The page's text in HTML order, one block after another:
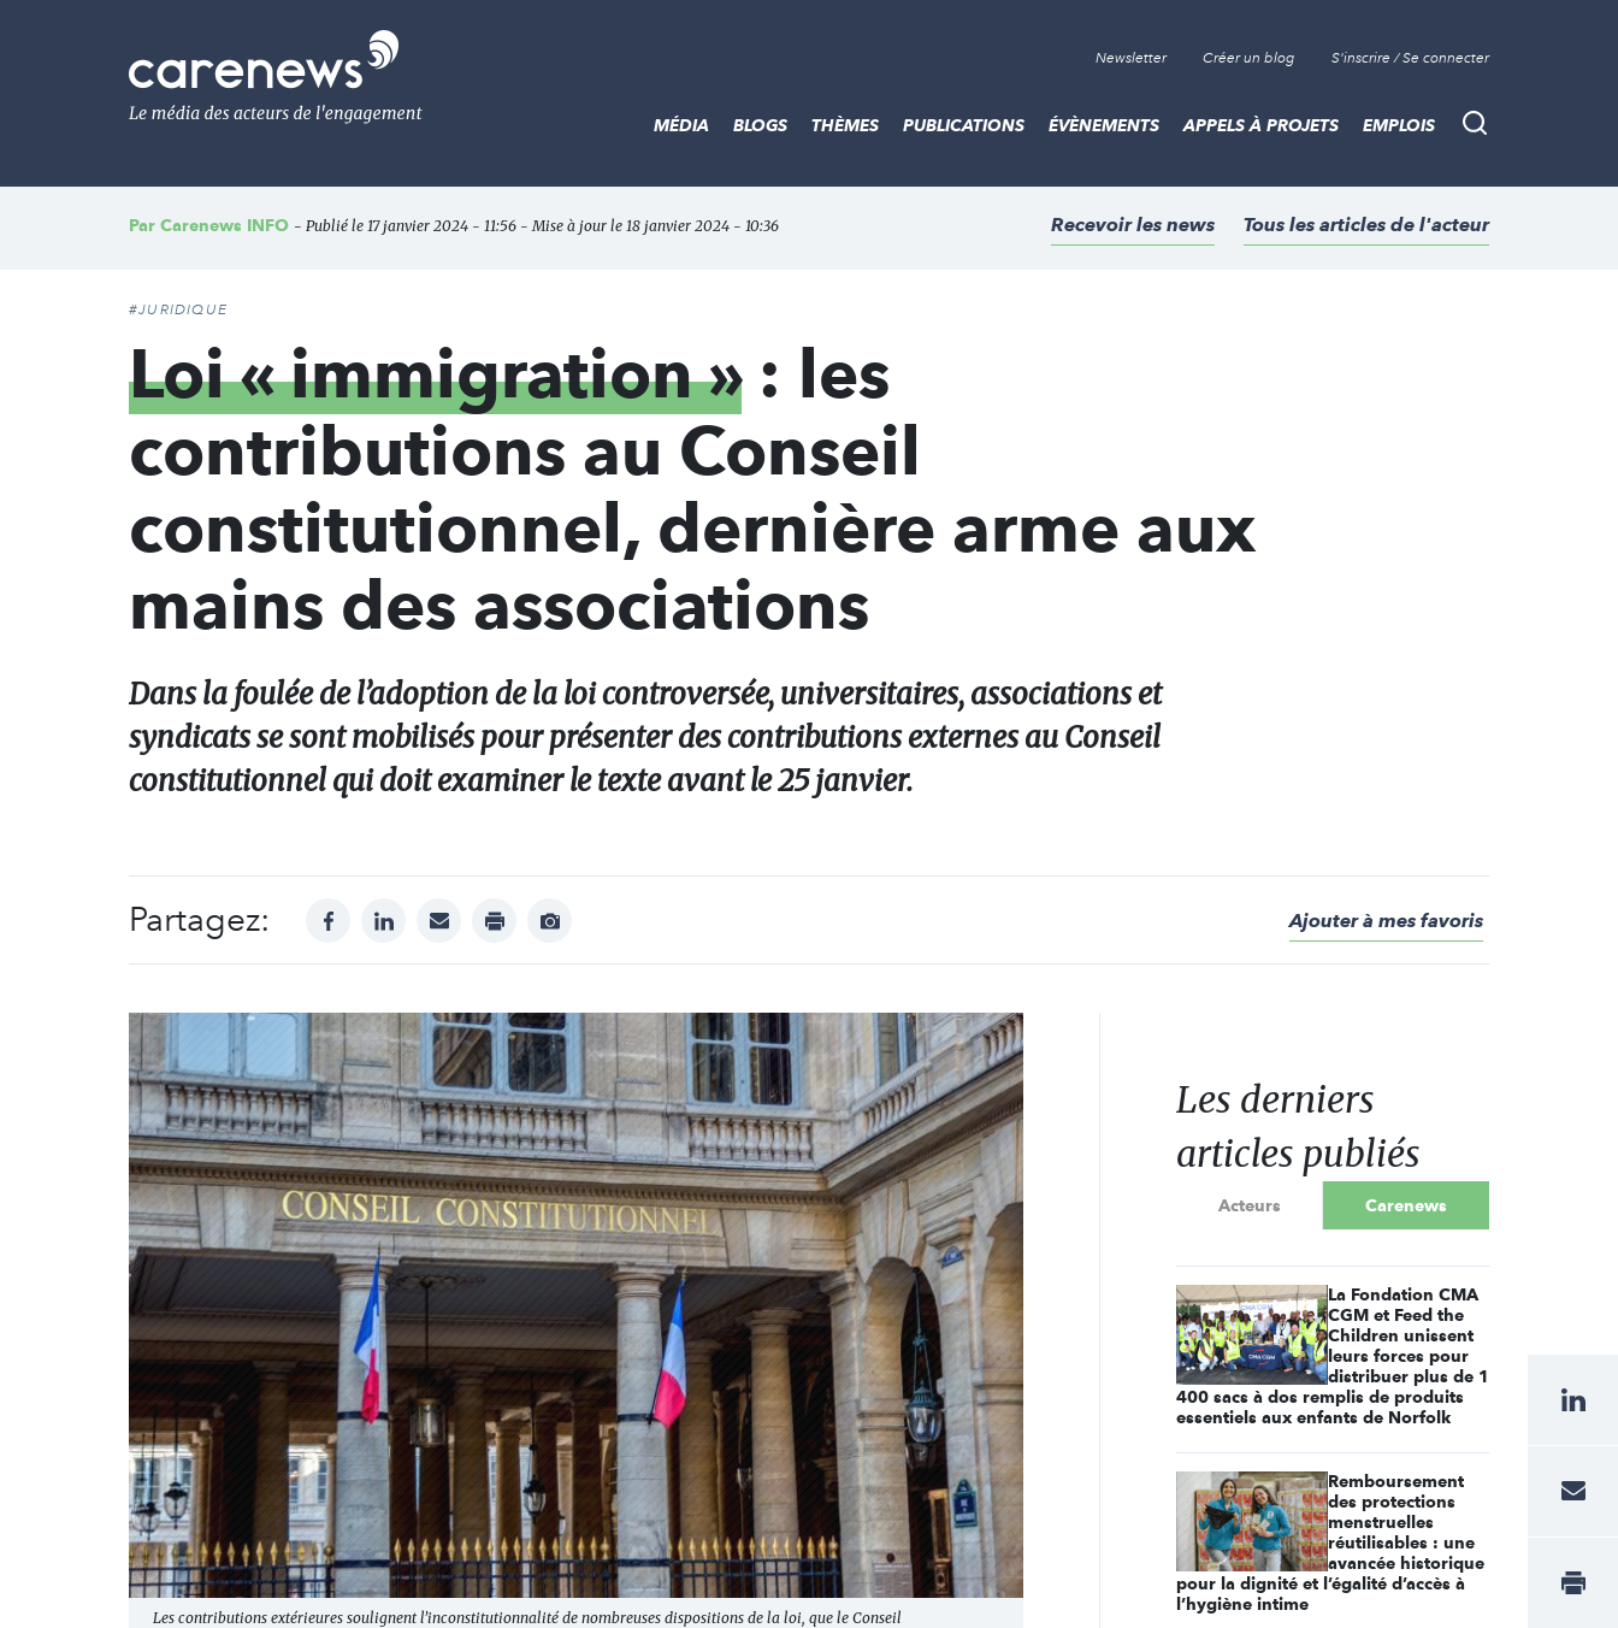
Le
média
de
l'engagement
Newsletter Créer un blog S'inscrire / Se connecter
Recherche
MÉDIA BLOGS THÈMES PUBLICATIONS ÉVÈNEMENTS APPELS À PROJETS EMPLOIS
Par Carenews INFO - Publié le 17 janvier 2024 - 11:56 - Mise à jour le 18 janvier 2024 - 10:36 Recevoir les news Tous les articles de l'acteur
#JURIDIQUE
Loi « immigration »: les
contributions au Conseil
constitutionnel, dernière arme aux
mains des associations
Dans la foulée de l’adoption de la loi controversée, universitaires, associations et
syndicats se sont mobilisés pour présenter des contributions externes au Conseil
constitutionnel qui doit examiner le texte avant le 25 janvier.
Partagez: facebooklinkedinmail print
Afficher
Ajouter à mes favoris
Les contributions extérieures soulignent l’inconstitutionnalité de nombreuses dispositions de la loi, que le Conseil
Les derniers
articles publiés
Acteurs Carenews
La Fondation CMA
CGM et Feed the
Children unissent
leurs forces pour
distribuer plus de 1
400 sacs à dos remplis de produits
essentiels aux enfants de Norfolk
Remboursement
des protections
menstruelles
réutilisables : une
avancée historique
pour la dignité et l’égalité d’accès à
l’hygiène intime